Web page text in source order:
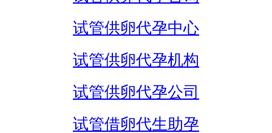
试管供卵代孕中心
试管供卵代孕机构
试管供卵代孕公司
试管借卵代生助孕